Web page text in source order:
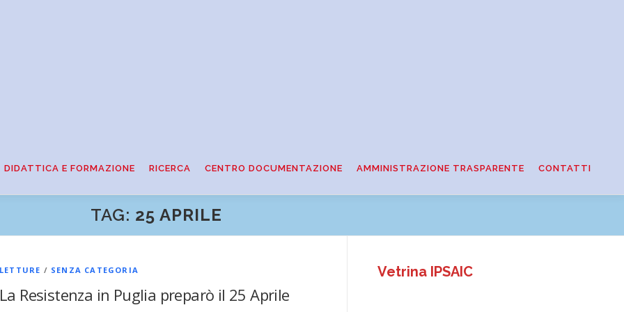
DIDATTICA E FORMAZIONE RICERCA CENTRO DOCUMENTAZIONE AMMINISTRAZIONE TRASPARENTE CONTATTI
TAG: 25 APRILE
LETTURE / SENZA CATEGORIA
La Resistenza in Puglia preparò il 25 Aprile
Vetrina IPSAIC